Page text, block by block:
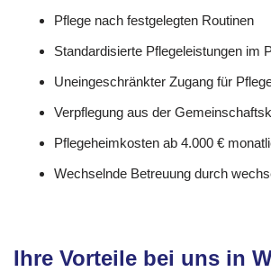
Pflege nach festgelegten Routinen
Standardisierte Pflegeleistungen im
Uneingeschränkter Zugang für
Verpflegung aus der
Pflegeheimkosten ab 4.000 €
Wechselnde Betreuung durch
Ihre Vorteile bei uns in